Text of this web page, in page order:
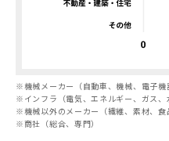
※機械メーカー（自動車、機械、電子機
※ インフラ（電気、エネルギー、ガス、
※機械以外のメーカー（繊維、素材、食
※商社（総合、専門）